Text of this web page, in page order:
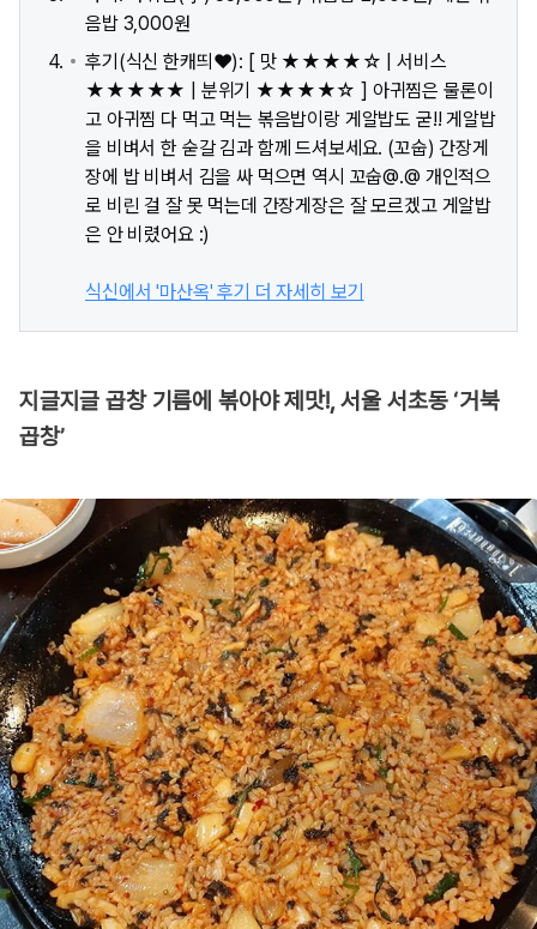
음밥 3,000원
후기(식신 한캐띄♥): [ 맛 ★★★★☆ | 서비스
★★★★★ | 분위기 ★★★★☆ ] 아귀찜은 물론이
고 아귀찜 다 먹고 먹는 볶음밥이랑 게알밥도 굳!! 게알밥
을 비벼서 한 숟갈 김과 함께 드셔보세요. (꼬숩) 간장게
장에 밥 비벼서 김을 싸 먹으면 역시 꼬숩@.@ 개인적으
로 비린 걸 잘 못 먹는데 간장게장은 잘 모르겠고 게알밥
은 안 비렸어요 :)
식신에서 '마산옥' 후기 더 자세히 보기
지글지글 곱창 기름에 볶아야 제맛!, 서울 서초동 ‘거북
곱창’